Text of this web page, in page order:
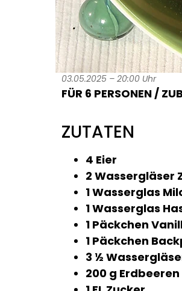
03.05.2025 – 20:00 Uhr
FÜR 6 PERSONEN /
ZUTATEN
4 Eier
2 Wassergläser
1 Wasserglas
1 Wasserglas
1 Päckchen
1 Päckchen
3 ½
200 g Erdbeeren